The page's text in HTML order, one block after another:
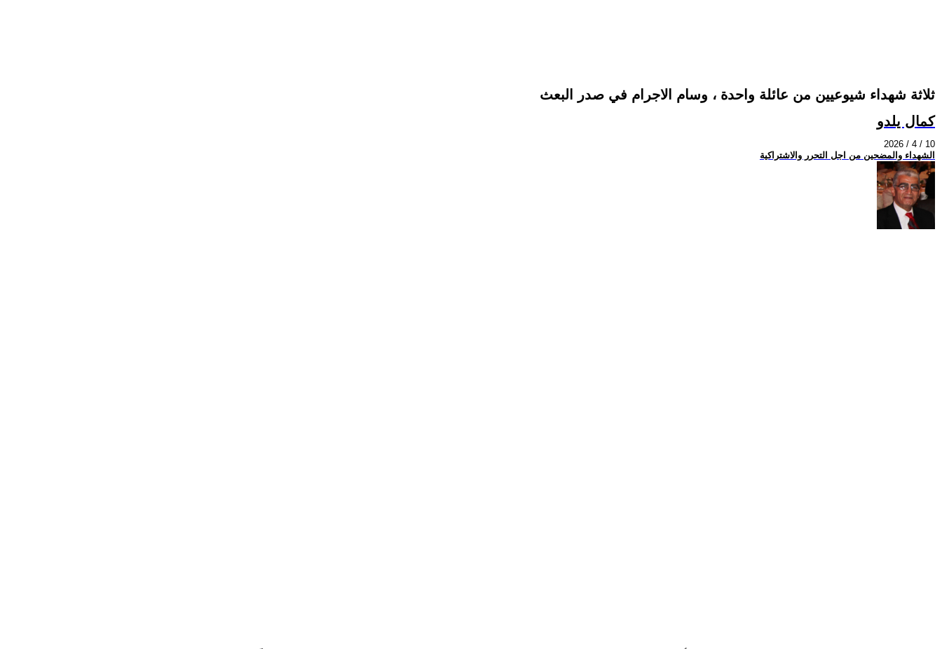
ثلاثة شهداء شيوعيين من عائلة واحدة ، وسام الاجرام في صدر البعث
كمال يلدو
2026 / 4 / 10
الشهداء والمضحين من اجل التحرر والاشتراكية